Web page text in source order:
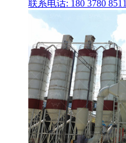
联系电话: 180 3780 8511